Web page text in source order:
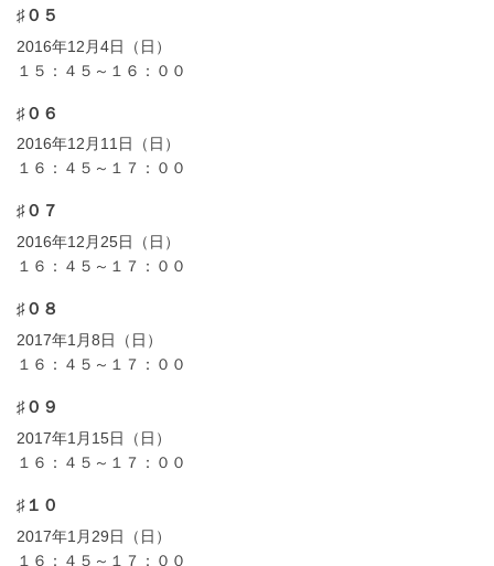
♯０５
2016年12月4日（日）
１５：４５～１６：００
♯０６
2016年12月11日（日）
１６：４５～１７：００
♯０７
2016年12月25日（日）
１６：４５～１７：００
♯０８
2017年1月8日（日）
１６：４５～１７：００
♯０９
2017年1月15日（日）
１６：４５～１７：００
♯１０
2017年1月29日（日）
１６：４５～１７：００